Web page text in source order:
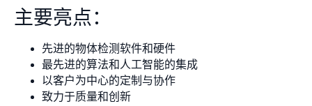
主要亮点：
先进的物体检测软件和硬件
最先进的算法和人工智能的集成
以客户为中心的定制与协作
致力于质量和创新